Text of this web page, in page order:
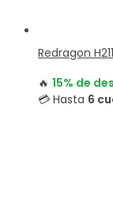
Redragon
🔥 15% de
💳 Hasta 6